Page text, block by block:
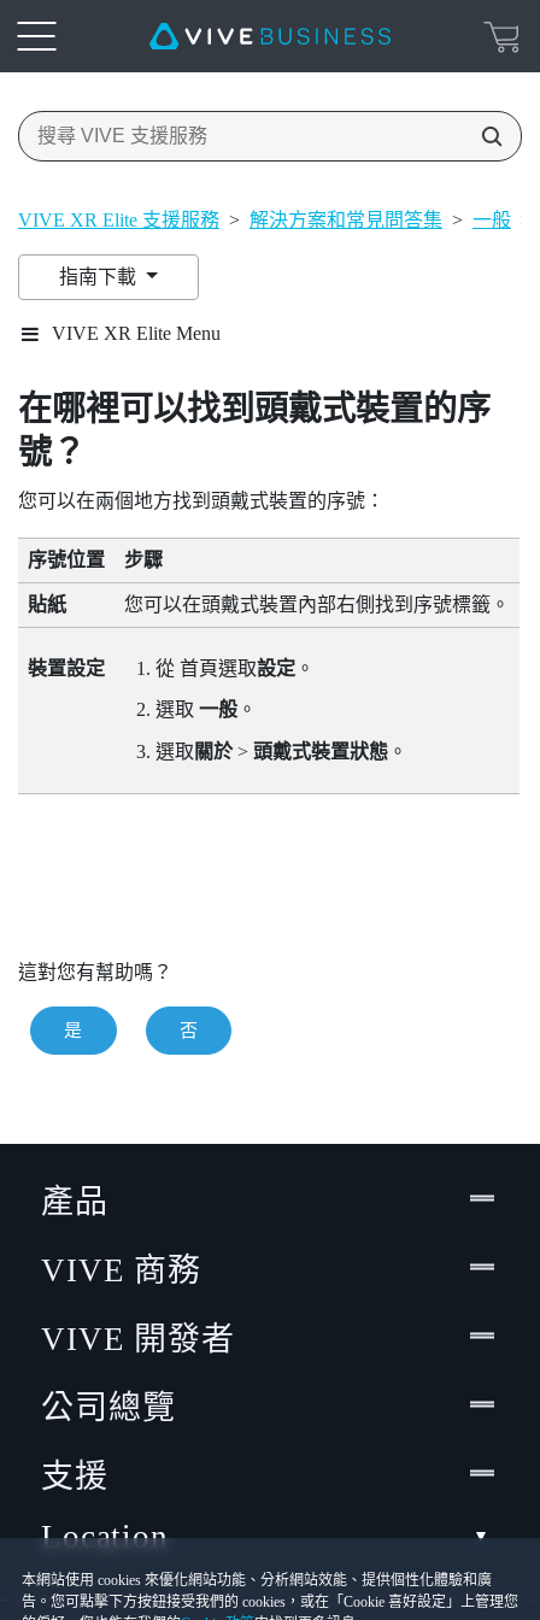
VIVE XR Elite 支援服務 > 解決方案和常見問答集 > 一般 >
指南下載
VIVE XR Elite Menu
在哪裡可以找到頭戴式裝置的序
號？
您可以在兩個地方找到頭戴式裝置的序號：
序號位置 步驟
貼紙 您可以在頭戴式裝置內部右側找到序號標籤。
裝置設定 從 首頁選取設定。
選取 一般。
選取 關於> 頭戴式裝置狀態。
這對您有幫助嗎？
是 否
本網站使用 cookies 來優化網站功能、分析網站效能、提供個性化體驗和廣
告。您可點擊下方按鈕接受我們的 cookies，或在「Cookie 喜好設定」上管理您
產品
VIVE 商務
VIVE 開發者
公司總覽
支援
Location